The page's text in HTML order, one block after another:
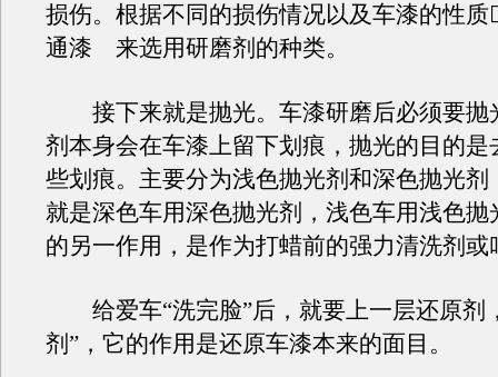
损伤。根据不同的损伤情况以及车漆的性质
通漆 来选用研磨剂的种类。
接下来就是抛光。车漆研磨后必须要抛
剂本身会在车漆上留下划痕，抛光的目的是
些划痕。主要分为浅色抛光剂和深色抛光剂
就是深色车用深色抛光剂，浅色车用浅色抛
的另一作用，是作为打蜡前的强力清洗剂或
给爱车“洗完脸”后，就要上一层还原剂
剂”，它的作用是还原车漆本来的面目。